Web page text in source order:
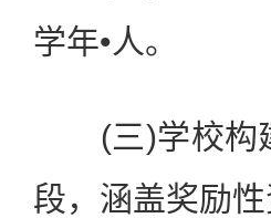
学年•人。
(三)学校构建
段，涵盖奖励